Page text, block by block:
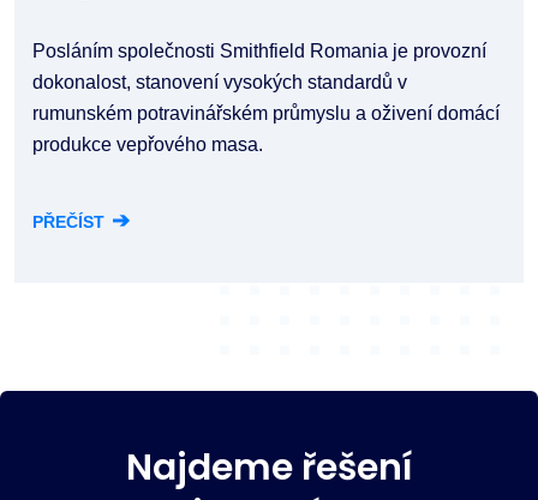
Posláním společnosti Smithfield Romania je provozní
dokonalost, stanovení vysokých standardů v
rumunském potravinářském průmyslu a oživení domácí
produkce vepřového masa.
PŘEČÍST ➔
Najdeme řešení